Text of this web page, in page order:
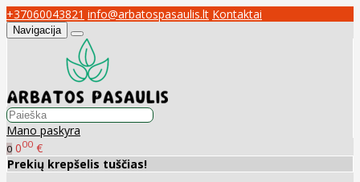
+37060043821 info@arbatospasaulis.lt Kontaktai
Navigacija
Mano paskyra
0 000 €
Prekių krepšelis tuščias!